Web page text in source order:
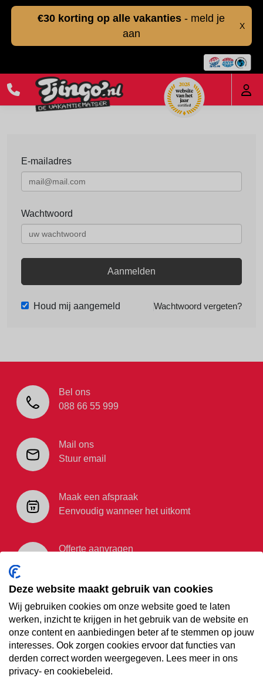
€30 korting op alle vakanties - meld je
aan
X
E-mailadres
Wachtwoord
Aanmelden
Houd mij aangemeld Wachtwoord vergeten?
Bel ons
088 66 55 999
Mail ons
Stuur email
Maak een afspraak
Eenvoudig wanneer het uitkomt
Offerte aanvragen
€35,- korting op je
volgende vakantie
Meld je aan voor onze nieuwsbrief
Deze website maakt gebruik van cookies
Wij gebruiken cookies om onze website goed te laten
werken, inzicht te krijgen in het gebruik van de website en
onze content en aanbiedingen beter af te stemmen op jouw
interesses. Ook zorgen cookies ervoor dat functies van
derden correct worden weergegeven. Lees meer in ons
privacy- en cookiebeleid.